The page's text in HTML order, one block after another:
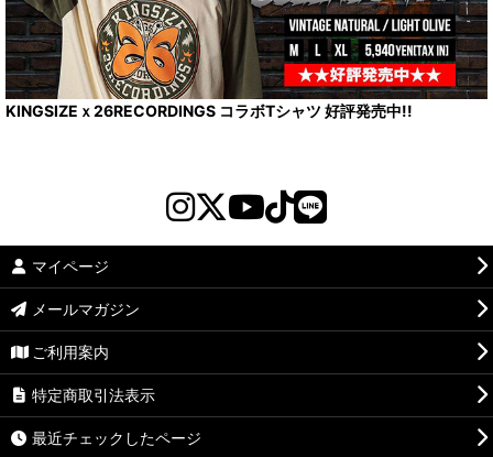
KINGSIZEｘ26RECORDINGS コラボTシャツ 好評発売中!!
マイページ
メールマガジン
ご利用案内
特定商取引法表示
最近チェックしたページ